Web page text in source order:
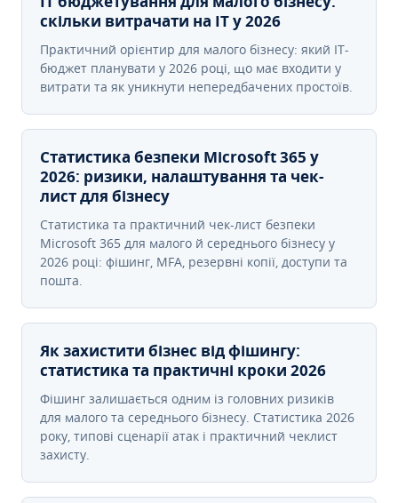
скільки витрачати на IT у 2026
Практичний орієнтир для малого бізнесу: який IT-
бюджет планувати у 2026 році, що має входити у
витрати та як уникнути непередбачених простоїв.
Статистика безпеки Microsoft 365 у
2026: ризики, налаштування та чек-
лист для бізнесу
Статистика та практичний чек-лист безпеки
Microsoft 365 для малого й середнього бізнесу у
2026 році: фішинг, MFA, резервні копії, доступи та
пошта.
Як захистити бізнес від фішингу:
статистика та практичні кроки 2026
Фішинг залишається одним із головних ризиків
для малого та середнього бізнесу. Статистика 2026
року, типові сценарії атак і практичний чеклист
захисту.